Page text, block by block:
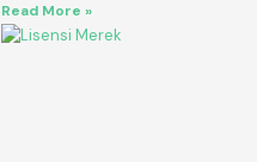
Read More »